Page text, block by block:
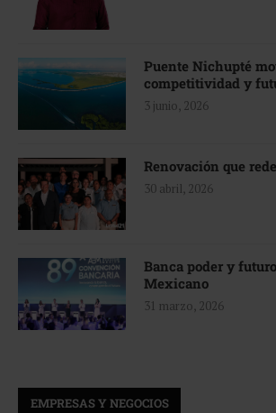
Puente Nichupté
competitividad y
3 junio, 2026
Renovación que
30 abril, 2026
Banca poder y
Mexicano
31 marzo, 2026
EMPRESAS Y NEGOCIOS